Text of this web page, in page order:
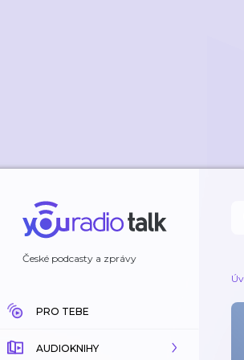
České podcasty a zprávy
PRO TEBE
AUDIOKNIHY